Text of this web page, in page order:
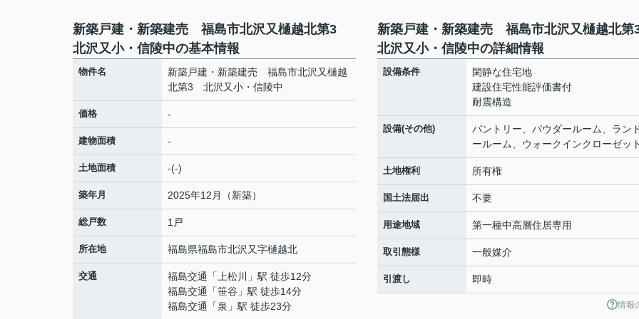
新築戸建・新築建売 福島市北沢又樋越北第3
北沢又小・信陵中の基本情報
物件名
新築戸建・新築建売 福島市北沢又樋越
北第3 北沢又小・信陵中
価格 -
建物面積 -
土地面積 -(-)
築年月 2025年12月（新築）
総戸数 1戸
所在地 福島県福島市北沢又字樋越北
交通 福島交通 「 上松川
」駅 徒歩12分
福島交通
「笹谷 」駅 徒歩14分
福島交通
「泉 」駅 徒歩23分
新築戸建・新築建売 福島市北沢又樋越北
北沢又小・信陵中の詳細情報
設備条件
閑静な住宅地
建設住宅性能評価書付
耐震構造
設備(その他)
パントリー、パウダールーム、ラン
ールーム、ウォークインクローゼット
土地権利 所有権
国土法届出 不要
用途地域 第一種中高層住居専用
取引態様 一般媒介
引渡し 即時
情報